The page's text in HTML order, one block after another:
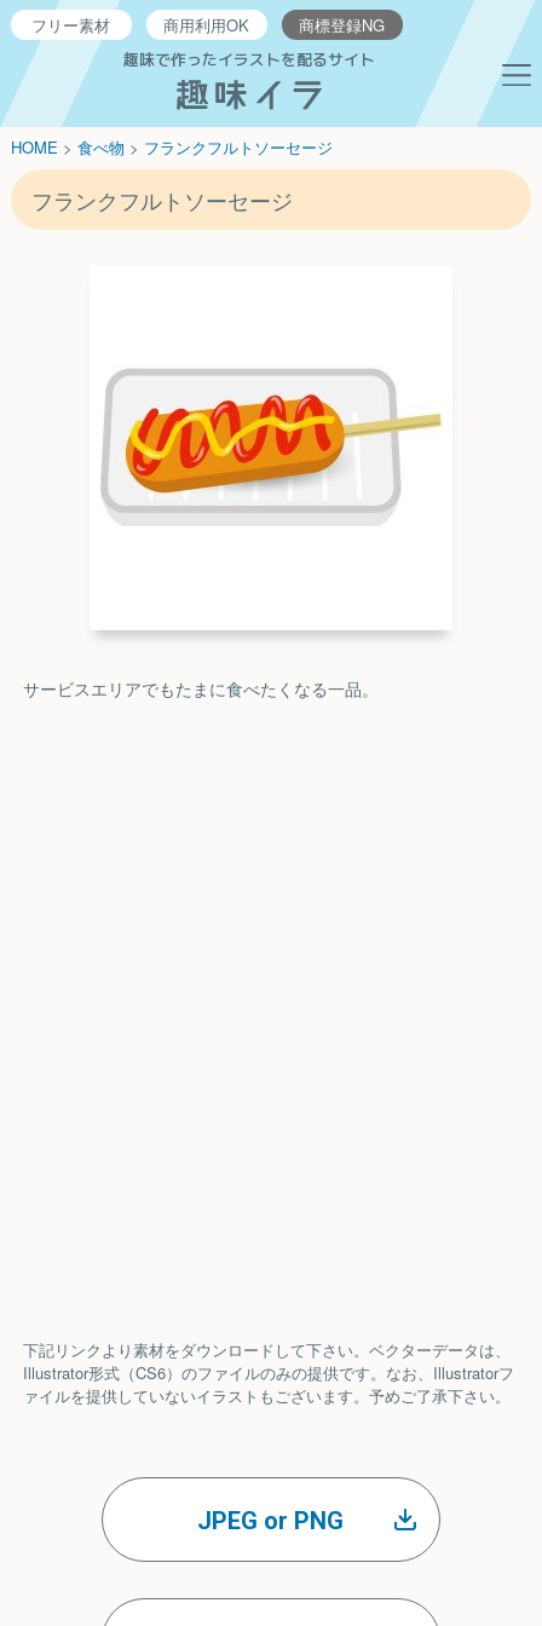
フリー素材 商用利用OK 商標登録NG
趣味で作ったイラストを配るサイト
HOME > 食べ物 > フランクフルトソーセージ
フランクフルトソーセージ
サービスエリアでもたまに食べたくなる一品。
下記リンクより素材をダウンロードして下さい。ベクターデータは、
Illustrator形式（CS6）のファイルのみの提供です。なお、Illustratorフ
ァイルを提供していないイラストもございます。予めご了承下さい。
JPEG or PNG